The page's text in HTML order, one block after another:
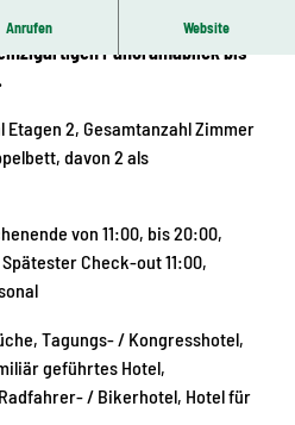
Anrufen Website
findet man hier Enstpannung
Panoramablick bis
Etagen 2, Gesamtanzahl Zimmer
davon 2 als
von 11:00, bis 20:00,
Check-out 11:00,
Tagungs- / Kongresshotel,
geführtes Hotel,
/ Bikerhotel, Hotel für